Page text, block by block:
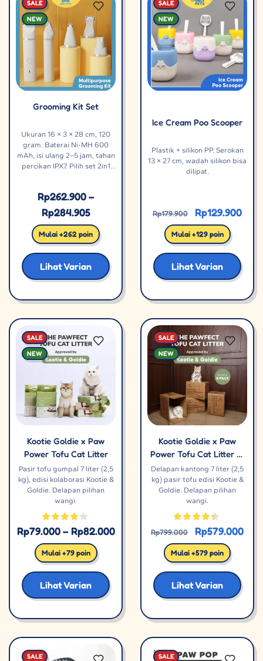
SALE
NEW
Grooming Kit Set
Ukuran 16 × 3 × 28 cm, 120
gram. Baterai Ni-MH 600
mAh, isi ulang 2–5 jam, tahan
percikan IPX7. Pilih set 2in1
Rp262.900 –
Rp284.905
Mulai +262 poin
Lihat Varian
SALE
NEW
Ice Cream Poo Scooper
Plastik + silikon PP. Serokan
13 × 27 cm, wadah silikon bisa
dilipat.
Rp179.900 Rp129.900
Mulai +129 poin
Lihat Varian
SALE
NEW
Kootie Goldie x Paw
Power Tofu Cat Litter
Pasir tofu gumpal 7 liter (2,5
kg), edisi kolaborasi Kootie &
Goldie. Delapan pilihan
wangi.
Rp79.000 – Rp82.000
Mulai +79 poin
Lihat Varian
SALE
NEW
Kootie Goldie x Paw
Power Tofu Cat Litter 8-
pack
Delapan kantong 7 liter (2,5
kg) pasir tofu edisi Kootie &
Goldie. Delapan pilihan
wangi.
Rp799.000 Rp579.000
Mulai +579 poin
Lihat Varian
SALE
SALE